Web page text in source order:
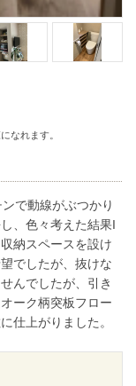
なれます。
で動線がぶつかり
、色々考えた結果I
納スペースを設け
でしたが、抜けな
んでしたが、引き
ーク柄突板フロー
仕上がりました。